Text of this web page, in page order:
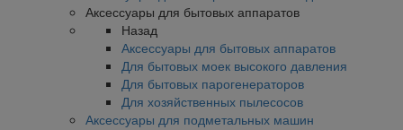
Аксессуары для бытовых аппаратов
Назад
Аксессуары для бытовых аппаратов
Для бытовых моек высокого давления
Для бытовых парогенераторов
Для хозяйственных пылесосов
Аксессуары для подметальных машин